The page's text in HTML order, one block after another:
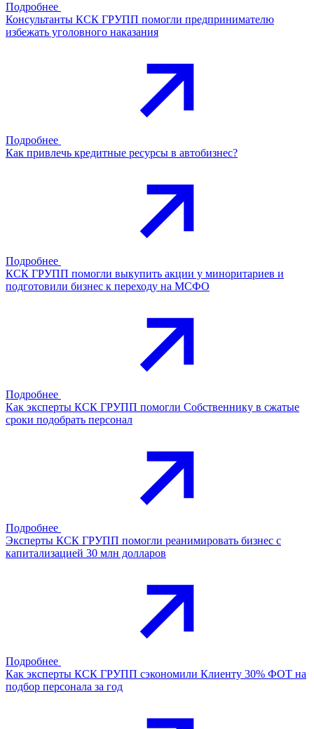
Подробнее
Консультанты КСК ГРУПП помогли предпринимателю
избежать уголовного наказания
Подробнее
Как привлечь кредитные ресурсы в автобизнес?
Подробнее
КСК ГРУПП помогли выкупить акции у миноритариев и
подготовили бизнес к переходу на МСФО
Подробнее
Как эксперты КСК ГРУПП помогли Собственнику в сжатые
сроки подобрать персонал
Подробнее
Эксперты КСК ГРУПП помогли реанимировать бизнес с
капитализацией 30 млн долларов
Подробнее
Как эксперты КСК ГРУПП сэкономили Клиенту 30% ФОТ на
подбор персонала за год